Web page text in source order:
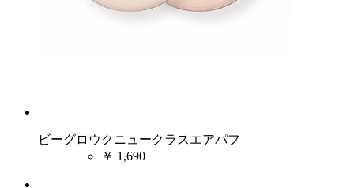
ビーグロウクニュークラスエアパフ
￥ 1,690